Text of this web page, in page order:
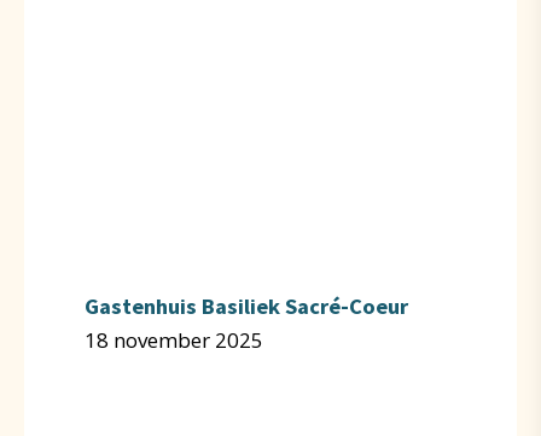
Gastenhuis Basiliek Sacré-Coeur
18 november 2025